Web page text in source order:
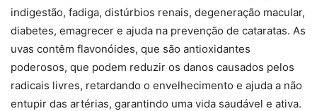
indigestão, fadiga, distúrbios renais, degeneração macular,
diabetes, emagrecer e ajuda na prevenção de cataratas. As
uvas contêm flavonóides, que são antioxidantes
poderosos, que podem reduzir os danos causados ​​pelos
radicais livres, retardando o envelhecimento e ajuda a não
entupir das artérias, garantindo uma vida saudável e ativa.